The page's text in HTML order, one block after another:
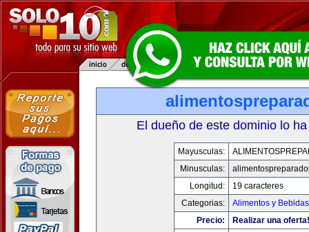
El dueño de este dominio lo
Mayusculas:
Minusculas:
Longitud:
19 caracteres
Categorias:
Alimentos y Bebidas
Precio:
Realizar una oferta!